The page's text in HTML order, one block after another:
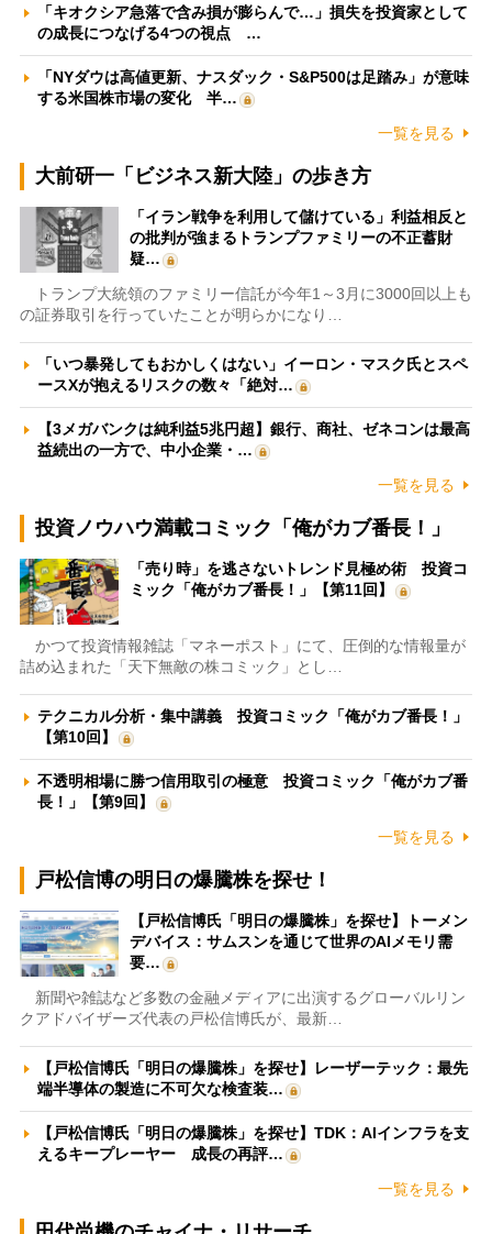
「キオクシア急落で含み損が膨らんで…」損失を投資家として
の成長につなげる4つの視点 …
「NYダウは高値更新、ナスダック・S&P500は足踏み」が意味
する米国株市場の変化 半…
一覧を見る
大前研一「ビジネス新大陸」の歩き方
「イラン戦争を利用して儲けている」利益相反と
の批判が強まるトランプファミリーの不正蓄財
疑…
トランプ大統領のファミリー信託が今年1～3月に3000回以上も
の証券取引を行っていたことが明らかになり…
「いつ暴発してもおかしくはない」イーロン・マスク氏とスペ
ースXが抱えるリスクの数々「絶対…
【3メガバンクは純利益5兆円超】銀行、商社、ゼネコンは最高
益続出の一方で、中小企業・…
一覧を見る
投資ノウハウ満載コミック「俺がカブ番長！」
「売り時」を逃さないトレンド見極め術 投資コ
ミック「俺がカブ番長！」【第11回】
かつて投資情報雑誌「マネーポスト」にて、圧倒的な情報量が
詰め込まれた「天下無敵の株コミック」とし…
テクニカル分析・集中講義 投資コミック「俺がカブ番長！」
【第10回】
不透明相場に勝つ信用取引の極意 投資コミック「俺がカブ番
長！」【第9回】
一覧を見る
戸松信博の明日の爆騰株を探せ！
【戸松信博氏「明日の爆騰株」を探せ】トーメン
デバイス：サムスンを通じて世界のAIメモリ需
要…
新聞や雑誌など多数の金融メディアに出演するグローバルリン
クアドバイザーズ代表の戸松信博氏が、最新…
【戸松信博氏「明日の爆騰株」を探せ】レーザーテック：最先
端半導体の製造に不可欠な検査装…
【戸松信博氏「明日の爆騰株」を探せ】TDK：AIインフラを支
えるキープレーヤー 成長の再評…
一覧を見る